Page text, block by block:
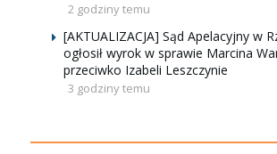
2 godziny temu
[AKTUALIZACJA] Sąd Apelacyjny w
ogłosił wyrok w sprawie Marcina
przeciwko Izabeli Leszczynie
3 godziny temu